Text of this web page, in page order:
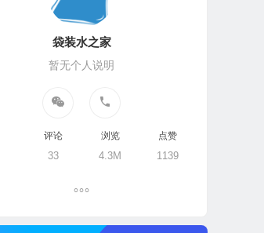
袋装水之家
暂无个人说明
评论
33
浏览
4.3M
点赞
1139